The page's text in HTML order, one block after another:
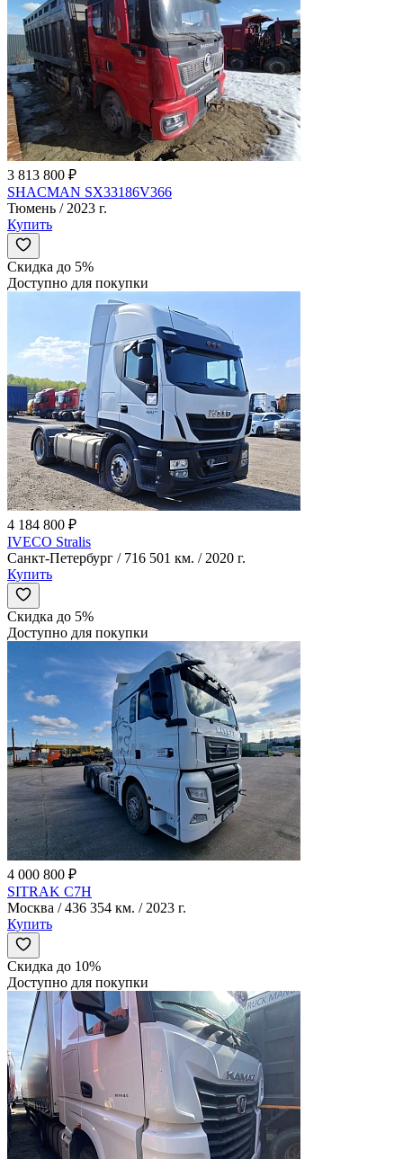
3 813 800 ₽
SHACMAN SX33186V366
Тюмень / 2023 г.
Купить
Скидка до 5%
Доступно для покупки
4 184 800 ₽
IVECO Stralis
Санкт-Петербург / 716 501 км. / 2020 г.
Купить
Скидка до 5%
Доступно для покупки
4 000 800 ₽
SITRAK C7H
Москва / 436 354 км. / 2023 г.
Купить
Скидка до 10%
Доступно для покупки